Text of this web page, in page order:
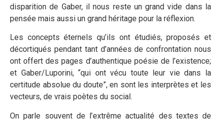
disparition de Gaber, il nous reste un grand vide dans la
pensée mais aussi un grand héritage pour la réflexion.
Les concepts éternels qu’ils ont étudiés, proposés et
décortiqués pendant tant d’années de confrontation nous
ont offert des pages d’authentique poésie de l’existence;
et Gaber/Luporini, “qui ont vécu toute leur vie dans la
certitude absolue du doute”, en sont les interprètes et les
vecteurs, de vrais poètes du social.
On parle souvent de l’extrême actualité des textes de